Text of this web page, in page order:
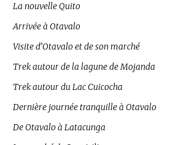
La nouvelle Quito
Arrivée à Otavalo
Visite d’Otavalo et de son marché
Trek autour de la lagune de Mojanda
Trek autour du Lac Cuicocha
Dernière journée tranquille à Otavalo
De Otavalo à Latacunga